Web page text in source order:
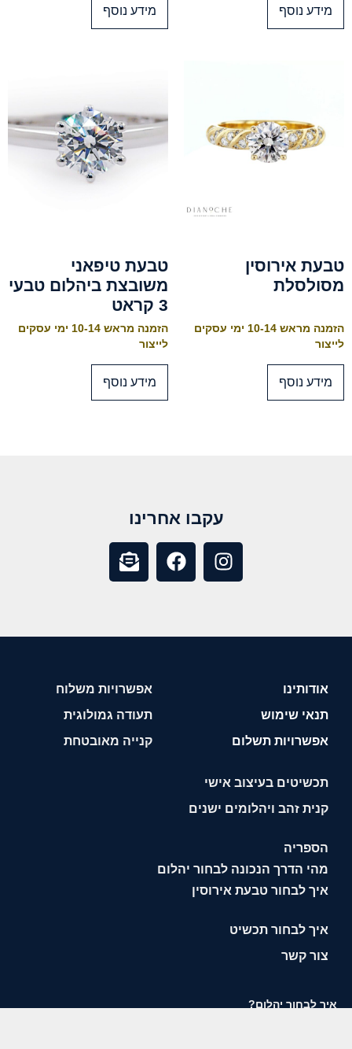
מידע נוסף מידע נוסף
טבעת אירוסין
מסולסלת
הזמנה מראש 10-14 ימי עסקים
לייצור
מידע נוסף
טבעת טיפאני
משובצת ביהלום טבעי
3 קראט
הזמנה מראש 10-14 ימי עסקים
לייצור
מידע נוסף
עקבו אחרינו
אודותינו
תנאי שימוש
אפשרויות תשלום
אפשרויות משלוח
תעודה גמולוגית
קנייה מאובטחת
תכשיטים בעיצוב אישי
קנית זהב ויהלומים ישנים
הספריה
מהי הדרך הנכונה לבחור יהלום
איך לבחור טבעת אירוסין
איך לבחור תכשיט
צור קשר
איך לבחור יהלום?